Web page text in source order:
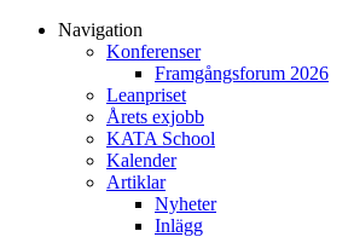
Navigation
Konferenser
Framgångsforum 2026
Leanpriset
Årets exjobb
KATA School
Kalender
Artiklar
Nyheter
Inlägg